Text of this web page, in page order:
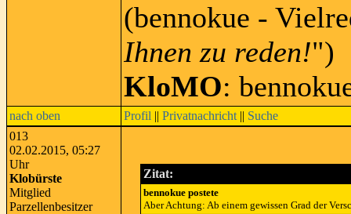
(bennokue -
Ihnen zu reden!")
KloMO:
nach oben Profil || Privatnachricht || Suche
013
02.02.2015, 05:27
Uhr
Klobürste
Mitglied
Parzellenbesitzer
Zitat:
bennokue postete
Aber Achtung: Ab einem gewissen Grad der